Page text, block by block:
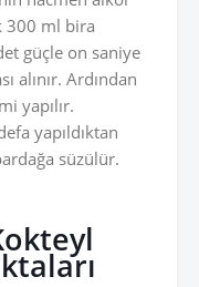
300 ml bira
güçle on saniye
alınır. Ardından
yapılır.
yapıldıktan
süzülür.